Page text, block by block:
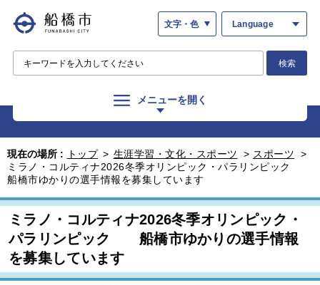
文字・色 Language
検索
メニューを開く
現在の場所 : トップ > 生涯学習・文化・スポーツ > スポーツ
>
ミラノ・コルティナ2026冬季オリンピック・パラリンピック
船橋市ゆかりの選手情報を募集しています
ミラノ・コルティナ2026冬季オリンピック・
パラリンピック 船橋市ゆかりの選手情報
を募集しています